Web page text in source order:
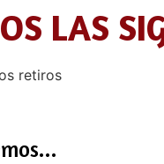
LAS
retiros